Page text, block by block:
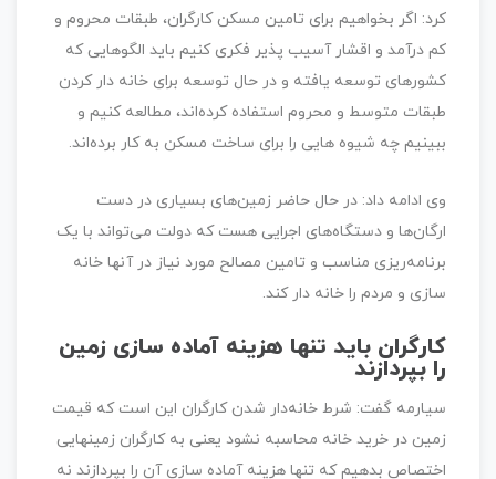
کرد: اگر بخواهیم برای تامین مسکن کارگران، طبقات محروم و
کم درآمد و اقشار آسیب پذیر فکری کنیم باید الگوهایی که
کشورهای توسعه یافته و در حال توسعه برای خانه دار کردن
طبقات متوسط و محروم استفاده کرده‌اند، مطالعه کنیم و
ببینیم چه شیوه هایی را برای ساخت مسکن به کار برده‌اند.
وی ادامه داد: در حال حاضر زمین‌های بسیاری در دست
ارگان‌ها و دستگاه‌های اجرایی هست که دولت می‌تواند با یک
برنامه‌ریزی مناسب و تامین مصالح مورد نیاز در آنها خانه
سازی و مردم را خانه دار کند.
کارگران باید تنها هزینه آماده سازی زمین
را بپردازند
سیارمه گفت: شرط خانه‌دار شدن کارگران این است که قیمت
زمین در خرید خانه محاسبه نشود یعنی به کارگران زمینهایی
اختصاص بدهیم که تنها هزینه آماده سازی آن را بپردازند نه